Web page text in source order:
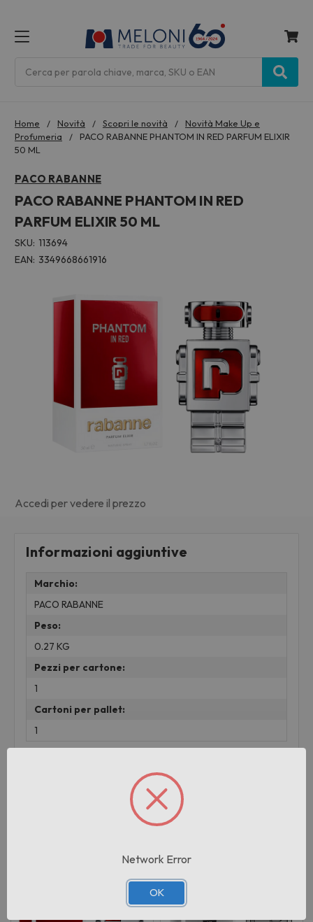
Home Novità Scopri le novità
Novità Make Up e
Profumeria
PACO RABANNE PHANTOM IN RED PARFUM ELIXIR
50 ML
PACO RABANNE
PACO RABANNE PHANTOM IN RED
PARFUM ELIXIR 50 ML
SKU: 113694
EAN: 3349668661916
Accedi per vedere il prezzo
Informazioni aggiuntive
Marchio:
PACO RABANNE
Peso:
0.27 KG
Pezzi per cartone:
1
Cartoni per pallet:
1
Prodotti correlati
Network Error
OK